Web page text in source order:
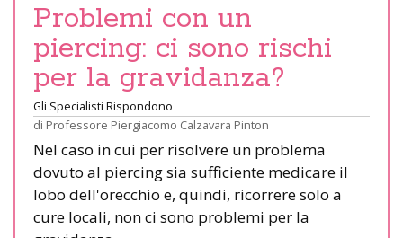
Problemi con un
piercing: ci sono rischi
per la gravidanza?
Gli Specialisti Rispondono
di Professore Piergiacomo Calzavara Pinton
Nel caso in cui per risolvere un problema
dovuto al piercing sia sufficiente medicare il
lobo dell'orecchio e, quindi, ricorrere solo a
cure locali, non ci sono problemi per la